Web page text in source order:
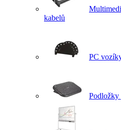
kabelů
PC
Podložky